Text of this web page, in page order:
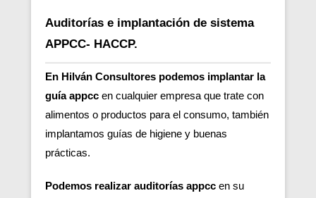
Auditorías e implantación de sistema
APPCC- HACCP.
En Hilván Consultores podemos implantar la
guía appcc en cualquier empresa que trate con
alimentos o productos para el consumo, también
implantamos guías de higiene y buenas
prácticas.
Podemos realizar auditorías appcc en su